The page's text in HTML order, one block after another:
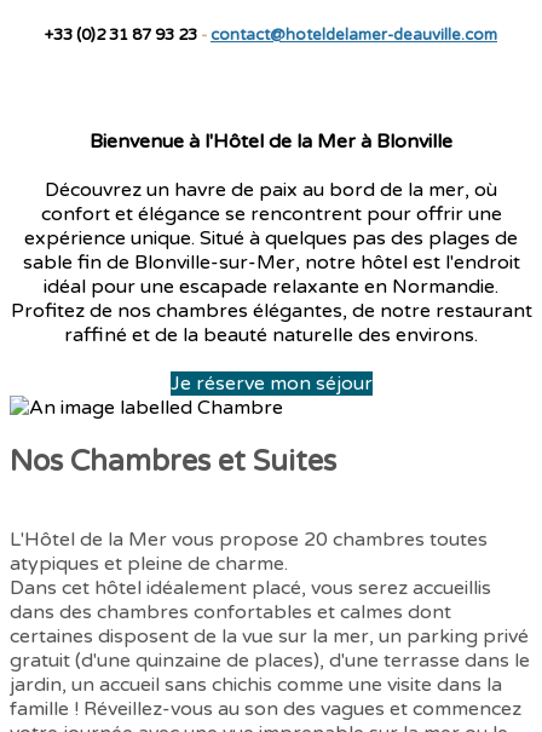
+33 (0)2 31 87 93 23 -contact@hoteldelamer-deauville.com
Bienvenue à l'Hôtel de la Mer à Blonville
Découvrez un havre de paix au bord de la mer, où
confort et élégance se rencontrent pour offrir une
expérience unique. Situé à quelques pas des plages de
sable fin de Blonville-sur-Mer, notre hôtel est l'endroit
idéal pour une escapade relaxante en Normandie.
Profitez de nos chambres élégantes, de notre restaurant
raffiné et de la beauté naturelle des environs.
Je réserve mon séjour
Nos Chambres et Suites
L'Hôtel de la Mer vous propose 20 chambres toutes
atypiques et pleine de charme.
Dans cet hôtel idéalement placé, vous serez accueillis
dans des chambres confortables et calmes dont
certaines disposent de la vue sur la mer, un parking privé
gratuit (d'une quinzaine de places), d'une terrasse dans le
jardin, un accueil sans chichis comme une visite dans la
famille ! Réveillez-vous au son des vagues et commencez